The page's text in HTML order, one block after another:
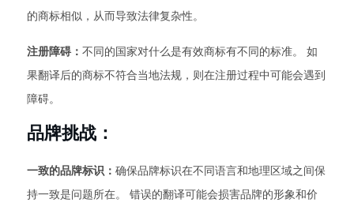
的商标相似，从而导致法律复杂性。
注册障碍： 不同的国家对什么是有效商标有不同的标准。 如
果翻译后的商标不符合当地法规，则在注册过程中可能会遇到
障碍。
品牌挑战：
一致的品牌标识： 确保品牌标识在不同语言和地理区域之间保
持一致是问题所在。 错误的翻译可能会损害品牌的形象和价